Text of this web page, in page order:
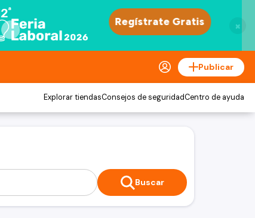
×
Publicar
Explorar tiendasConsejos de seguridadCentro de ayuda
Buscar